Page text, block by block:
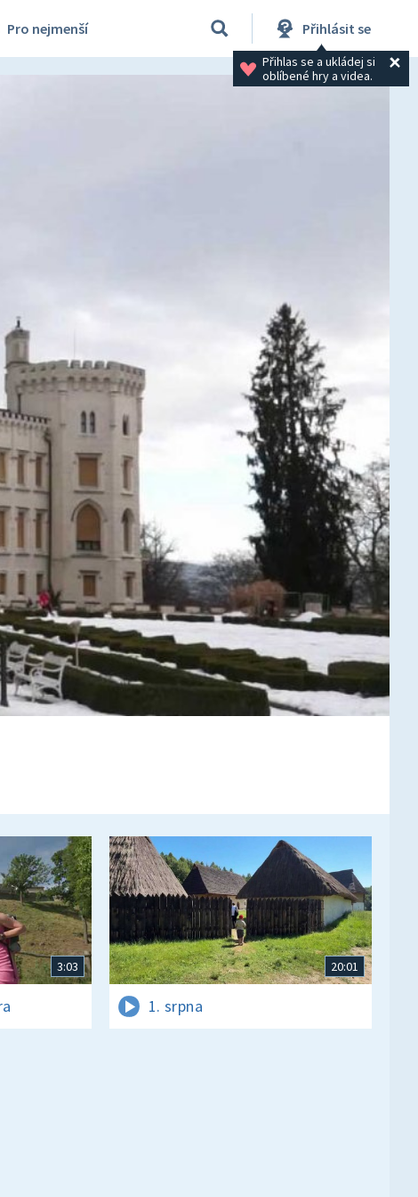
Pro nejmenší Přihlásit se
Přihlas se a ukládej si
oblíbené hry a videa.
3:03 20:01
1. srpna